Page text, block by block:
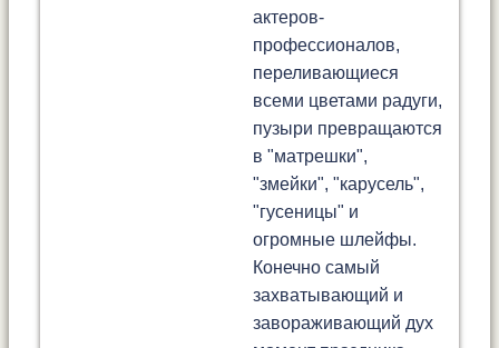
актеров-
профессионалов,
переливающиеся
всеми цветами радуги,
пузыри превращаются
в "матрешки",
"змейки", "карусель",
"гусеницы" и
огромные шлейфы.
Конечно самый
захватывающий и
завораживающий дух